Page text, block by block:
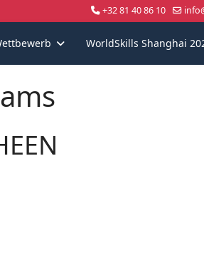
+32 81 40 86 10
WorldSkills Shanghai